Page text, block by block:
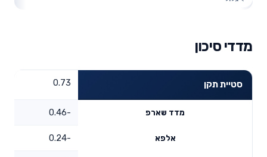
מדדי סיכון
סטיית תקן 0.73
מדד שארפ -0.46
אלפא -0.24